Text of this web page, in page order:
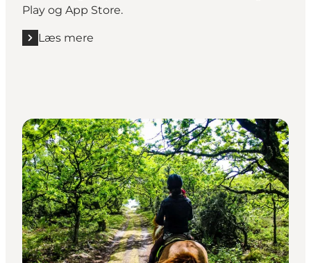
Play og App Store.
Læs mere
Læs mere "Tip: Hjælp til sprogbarrierer"